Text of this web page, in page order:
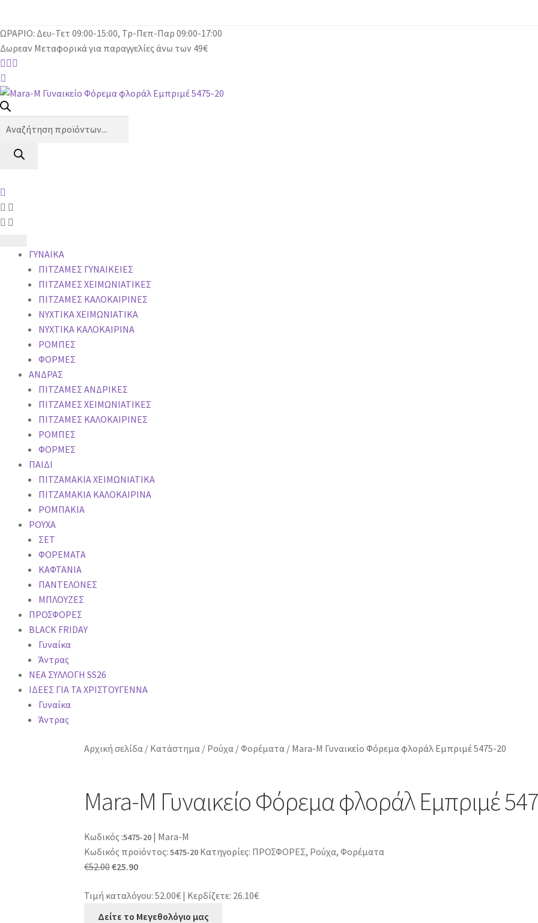
ΩΡΑΡΙΟ: Δευ-Τετ 09:00-15:00, Τρ-Πεπ-Παρ 09:00-17:00
Δωρεαν Μεταφορικά για παραγγελίες άνω των 49€
Products
search
ΓΥΝΑΙΚΑ
ΠΙΤΖΑΜΕΣ ΓΥΝΑΙΚΕΙΕΣ
ΠΙΤΖΑΜΕΣ ΧΕΙΜΩΝΙΑΤΙΚΕΣ
ΠΙΤΖΑΜΕΣ KAΛΟΚΑΙΡΙΝΕΣ
ΝΥΧΤΙΚΑ ΧΕΙΜΩΝΙΑΤΙΚΑ
ΝΥΧΤΙΚΑ ΚΑΛΟΚΑΙΡΙΝΑ
ΡΟΜΠΕΣ
ΦΟΡΜΕΣ
ΑΝΔΡΑΣ
ΠΙΤΖΑΜΕΣ ΑΝΔΡΙΚΕΣ
ΠΙΤΖΑΜΕΣ ΧΕΙΜΩΝΙΑΤΙΚΕΣ
ΠΙΤΖΑΜΕΣ KAΛΟΚΑΙΡΙΝΕΣ
ΡΟΜΠΕΣ
ΦΟΡΜΕΣ
ΠΑΙΔΙ
ΠΙΤΖΑΜΑΚΙΑ ΧΕΙΜΩΝΙΑΤΙΚΑ
ΠΙΤΖΑΜΑΚΙΑ ΚΑΛΟΚΑΙΡΙΝΑ
ΡΟΜΠΑΚΙΑ
ΡΟΥΧΑ
ΣΕΤ
ΦΟΡΕΜΑΤΑ
ΚΑΦΤΑΝΙΑ
ΠΑΝΤΕΛΟΝΕΣ
ΜΠΛΟΥΖΕΣ
ΠΡΟΣΦΟΡΕΣ
BLACK FRIDAY
Γυναίκα
Άντρας
NEA ΣΥΛΛΟΓΗ SS26
ΙΔΕΕΣ ΓΙΑ ΤΑ ΧΡΙΣΤΟΥΓΕΝΝA
Γυναίκα
Άντρας
Αρχική σελίδα / Κατάστημα / Ρούχα /Φορέματα / Mara-M Γυναικείο Φόρεμα φλοράλ Εμπριμέ 5475-20
Mara-M Γυναικείο Φόρεμα φλοράλ Εμπριμέ
Κωδικός :5475-20 | Mara-M
Κωδικός προϊόντος:5475-20 Κατηγορίες: ΠΡΟΣΦΟΡΕΣ, Ρούχα,Φορέματα
€52.00Original
was:
€52.00.
€25.90Η
τιμή
είναι:
Τιμή καταλόγου: 52.00€ | Κερδίζετε: 26.10€
Δείτε το Μεγεθολόγιο μας